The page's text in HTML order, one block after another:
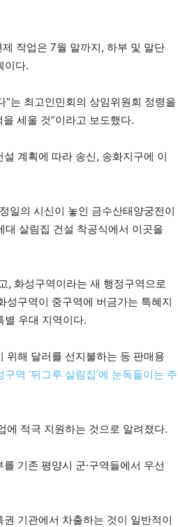
작업은 7월 말까지, 하부 및 말단
이다.
는 최고인민회의 상임위원회 정령을
세울 것”이라고 보도했다.
계획에 따라 송신, 송화지구에 이
일의 시신이 놓인 금수산태양궁전이
살림집 건설 착공식에서 이곳을
, 화성구역이라는 새 행정구역으로
성구역이 중구역에 버금가는 특혜지
별 우대 지역이다.
위해 달러를 선지불하는 등 판매용
구역 ‘뒤그루 살림집’에 눈독들이는 주
에 적극 지원하는 것으로 알려졌다.
기존 평양시 군·구역들에서 우선
기관에서 차출하는 것이 일반적이